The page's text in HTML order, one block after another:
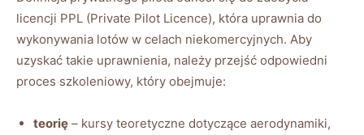
licencji PPL (Private Pilot⁢ Licence), która uprawnia do
wykonywania lotów⁢ w celach niekomercyjnych. Aby
uzyskać takie uprawnienia, należy ‍przejść odpowiedni
proces szkoleniowy, który obejmuje:
teorię – kursy teoretyczne dotyczące ​aerodynamiki,‍